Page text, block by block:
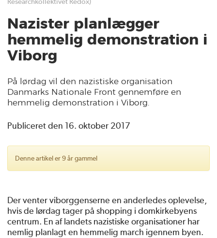
Nazister planlægger
hemmelig demonstration i
Viborg
På lørdag vil den nazistiske organisation
Danmarks Nationale Front gennemføre en
hemmelig demonstration i Viborg.
Publiceret den 16. oktober 2017
Denne artikel er 9 år gammel
Der venter viborggenserne en anderledes oplevelse,
hvis de lørdag tager på shopping i domkirkebyens
centrum. En af landets nazistiske organisationer har
nemlig planlagt en hemmelig march igennem byen.